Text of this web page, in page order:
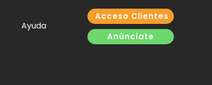
Ayuda
Acceso Clientes
Anúnciate